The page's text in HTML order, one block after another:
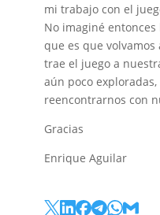
mi trabajo con el
No imaginé
que es que
trae el juego a
aún poco
reencontrarnos con
Gracias
Enrique Aguilar